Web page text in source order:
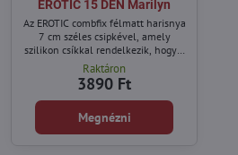
EROTIC 15 DEN Marilyn
Az EROTIC combfix félmatt harisnya
7 cm széles csipkével, amely
szilikon csíkkal rendelkezik, hogy a
harisnya szilárdan a testen
maradjon.
Raktáron
3890 Ft
Megnézni